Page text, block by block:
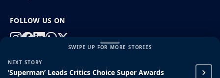
SWIPE UP FOR MORE STORIES
NEXT STORY
‘Superman’ Leads Critics Choice Super Awards
FOLLOW US ON
© 2026 HimachalGovt.com
| Terms and Conditions | Disclaimer